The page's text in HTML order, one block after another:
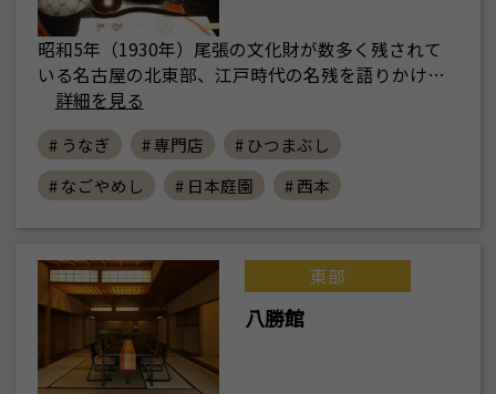
昭和5年（1930年）尾張の文化財が数多く残されて
いる名古屋の北東部、江戸時代の名残を語りかけ…
詳細を見る
# うなぎ # 専門店
# ひつまぶし
# なごやめし
# 日本庭園 # 西本
東部
八勝館